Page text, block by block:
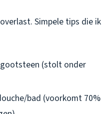
Simpele tips die ik
(stolt onder
bad (voorkomt 70%